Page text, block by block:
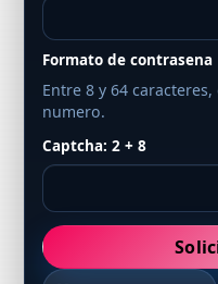
Formato de contrasena
Entre 8 y 64
numero.
Captcha: 2 + 8